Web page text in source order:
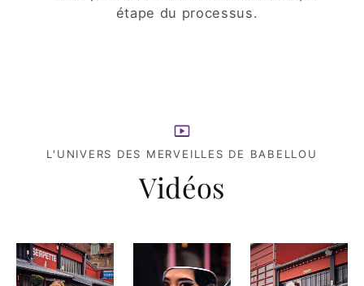
étape du processus.
L'UNIVERS DES MERVEILLES DE BABELLOU
Vidéos